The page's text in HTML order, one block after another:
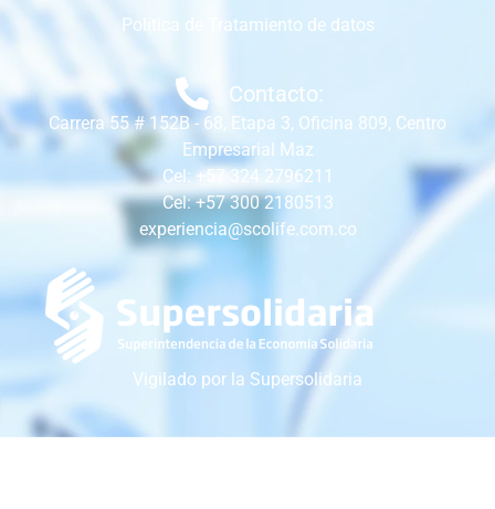
Política de Tratamiento de datos
Contacto:
Carrera 55 # 152B - 68, Etapa 3, Oficina 809, Centro
Empresarial Maz
Cel: +57 324 2796211
Cel: +57 300 2180513
experiencia@scolife.com.co
Vigilado por la Supersolidaria